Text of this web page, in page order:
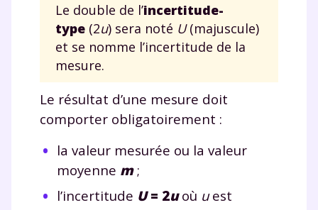
Le double de l’incertitude-
type (2u) sera noté U(majuscule)
et se nomme l’incertitude de la
mesure.
Le résultat d’une mesure doit
comporter obligatoirement :
la valeur mesurée ou la valeur
moyenne m;
l’incertitude U= 2uoù uest